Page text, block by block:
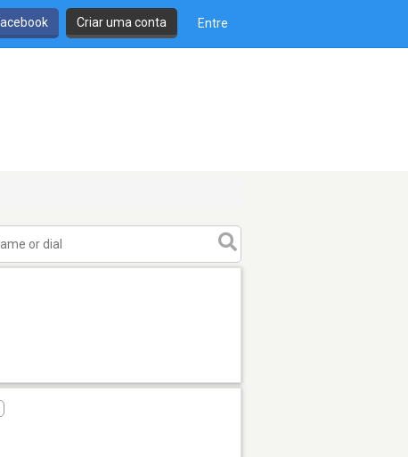
Criar uma conta Entre